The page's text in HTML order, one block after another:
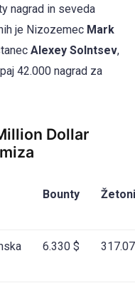
nagrad in seveda
je Nizozemec Mark
Alexey Solntsev,
42.000 nagrad za
Dollar
Bounty Žetoni
6.330 $